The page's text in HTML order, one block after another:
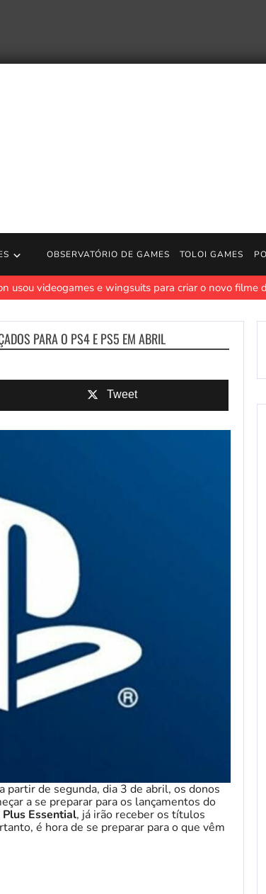
OBSERVATÓRIO DE GAMES TOLOI GAMES
usou videogames e wingsuits para criar o novo filme
PARA O PS4 E PS5 EM ABRIL
Tweet
partir de segunda, dia 3 de abril, os donos
a se preparar para os lançamentos do
Essential, já irão receber os títulos
é hora de se preparar para o que vêm